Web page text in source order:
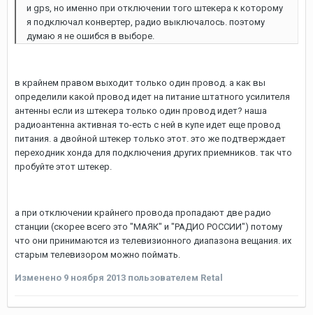
и gps, но именно при отключении того штекера к которому
я подключал конвертер, радио выключалось. поэтому
думаю я не ошибся в выборе.
в крайнем правом выходит только один провод. а как вы
определили какой провод идет на питание штатного усилителя
антенны если из штекера только один провод идет? наша
радиоантенна активная то-есть с ней в купе идет еще провод
питания. а двойной штекер только этот. это же подтверждает
переходник хонда для подключения других приемников. так что
пробуйте этот штекер.
а при отключении крайнего провода пропадают две радио
станции (скорее всего это "МАЯК" и "РАДИО РОССИИ") потому
что они принимаются из телевизионного диапазона вещания. их
старым телевизором можно поймать.
Изменено 9 ноября 2013 пользователем Retal